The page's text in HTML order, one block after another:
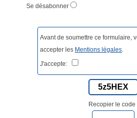
Se désabonner
Avant de soumettre ce formulaire,
accepter les Mentions légales.
J'accepte:
5z5HEX
Recopier le code